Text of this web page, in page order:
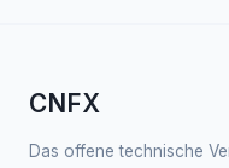
CNFX
Das offene technische